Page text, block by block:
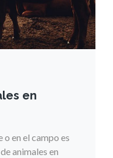
en
o en el campo es
animales en